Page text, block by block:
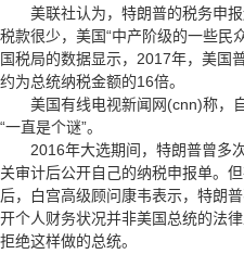
美联社认为，特朗普的税务申报
税款很少，美国“中产阶级的一些民
国税局的数据显示，2017年，美国
约为总统纳税金额的16倍。
美国有线电视新闻网(cnn)称，
“一直是个谜”。
2016年大选期间，特朗普曾多次
关审计后公开自己的纳税申报单。
后，白宫高级顾问康韦表示，特朗
开个人财务状况并非美国总统的法
拒绝这样做的总统。